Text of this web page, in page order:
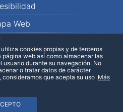
Web
cookies propias y de terceros
web así como almacenar las
usuario durante su navegación. No
o tratar datos de carácter
que acepta su uso .Más